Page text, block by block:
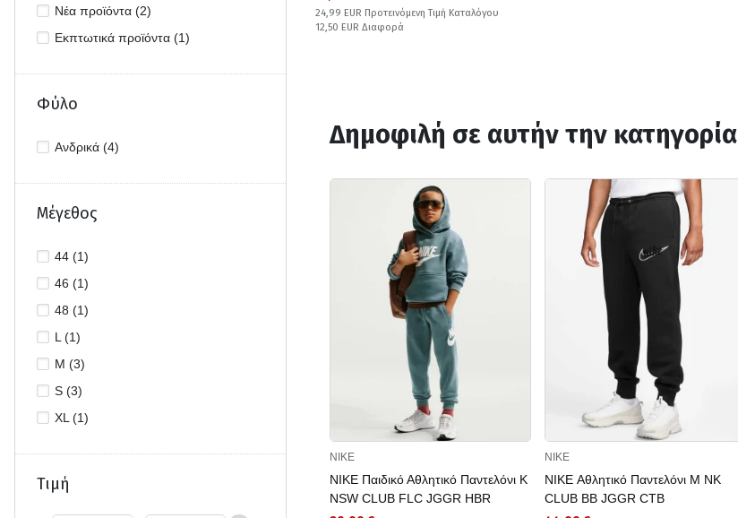
Νέα προϊόντα (2)
Εκπτωτικά προϊόντα (1)
Φύλο
Ανδρικά (4)
Μέγεθος
44 (1)
46 (1)
48 (1)
L (1)
M (3)
S (3)
XL (1)
Τιμή
24,99 EUR Προτεινόμενη Τιμή Καταλόγου
12,50 EUR Διαφορά
Δημοφιλή σε αυτήν την κατηγορία
NIKE
NIKE Παιδικό Αθλητικό Παντελόνι K
NSW CLUB FLC JGGR HBR
NIKE
NIKE Αθλητικό Παντελόνι M NK
CLUB BB JGGR CTB